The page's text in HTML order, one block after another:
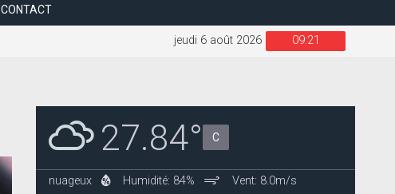
CONTACT
09:21
jeudi 6 août 2026
27.84° C
nuageux Humidité: 84% Vent: 8.0m/s